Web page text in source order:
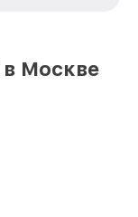
доверия
Москве